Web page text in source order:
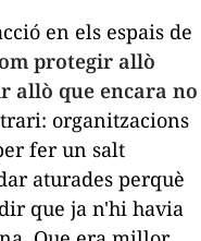
en els espais de
protegir allò
allò que encara no
organitzacions
fer un salt
aturades perquè
que ja n'hi havia